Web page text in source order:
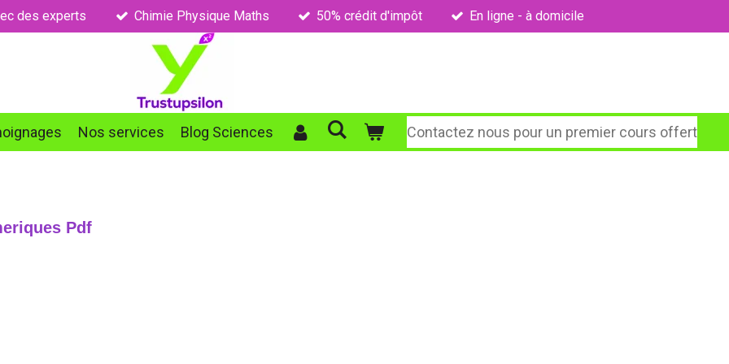
des experts Chimie Physique Maths 50% crédit d'impôt En ligne - à domicile
Nos services Blog Sciences Contactez nous pour un premier cours offert
Pdf